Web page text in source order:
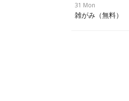
31 Mon
雑がみ（無料）